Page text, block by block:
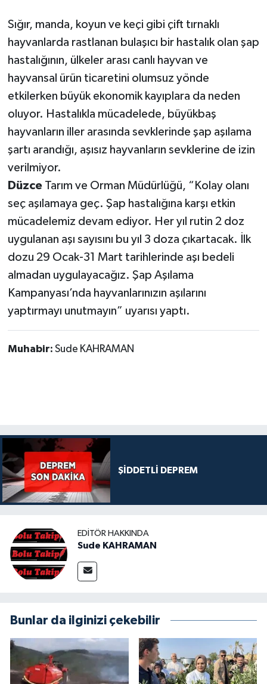
Sığır, manda, koyun ve keçi gibi çift tırnaklı
hayvanlarda rastlanan bulaşıcı bir hastalık olan şap
hastalığının, ülkeler arası canlı hayvan ve
hayvansal ürün ticaretini olumsuz yönde
etkilerken büyük ekonomik kayıplara da neden
oluyor. Hastalıkla mücadelede, büyükbaş
hayvanların iller arasında sevklerinde şap aşılama
şartı arandığı, aşısız hayvanların sevklerine de izin
verilmiyor.
DüzceTarım ve Orman Müdürlüğü, “Kolay olanı
seç aşılamaya geç. Şap hastalığına karşı etkin
mücadelemiz devam ediyor. Her yıl rutin 2 doz
uygulanan aşı sayısını bu yıl 3 doza çıkartacak. İlk
dozu 29 Ocak-31 Mart tarihlerinde aşı bedeli
almadan uygulayacağız. Şap Aşılama
Kampanyası’nda hayvanlarınızın aşılarını
yaptırmayı unutmayın” uyarısı yaptı.
Muhabir: Sude KAHRAMAN
ŞİDDETLİ DEPREM
EDITÖR HAKKINDA
Sude KAHRAMAN
Bunlar da ilginizi çekebilir